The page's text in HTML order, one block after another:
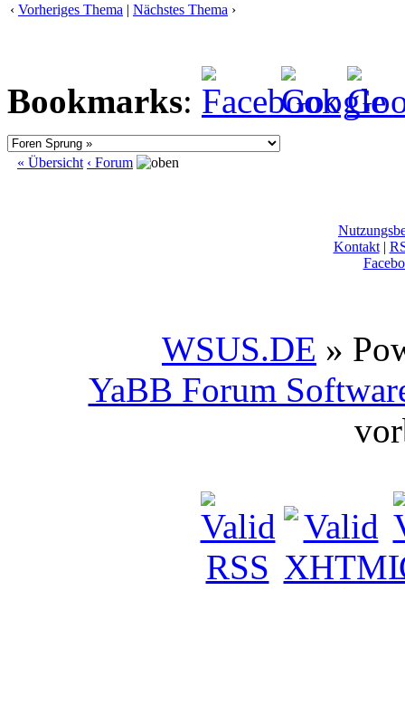
‹ Vorheriges Thema | Nächstes Thema ›
Bookmarks:
« Übersicht ‹ Forum
Kontakt|
WSUS.DE »
YaBB Forum